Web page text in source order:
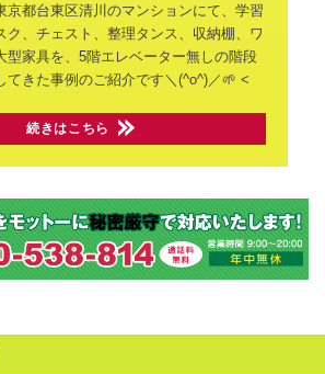
京都台東区清川のマンションにて、学習
ク、チェスト、整理タンス、収納棚、ワ
型家具を、5階エレベーター無しの階段
てきた事例のご紹介です＼(^o^)／🌱 <
続きはこちら